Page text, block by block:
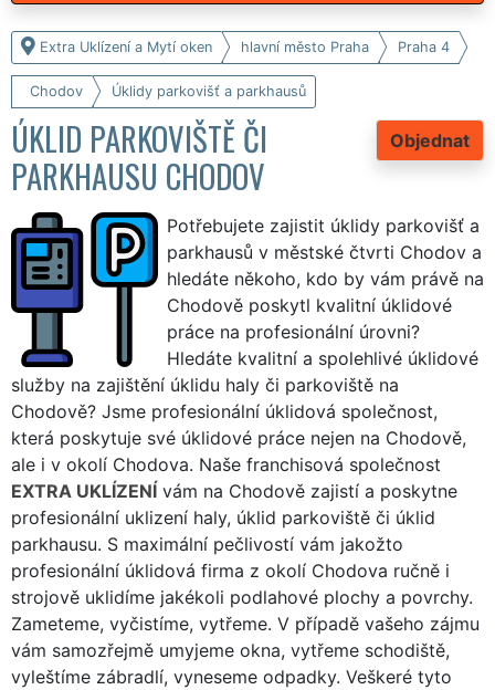
Extra Uklízení a Mytí oken hlavní město Praha Praha 4
Chodov Úklidy parkovišť a parkhausů
Objednat
ÚKLID PARKOVIŠTĚ ČI
PARKHAUSU CHODOV
Potřebujete zajistit úklidy parkovišť a
parkhausů v městské čtvrti Chodov a
hledáte někoho, kdo by vám právě na
Chodově poskytl kvalitní úklidové
práce na profesionální úrovni?
Hledáte kvalitní a spolehlivé úklidové
služby na zajištění úklidu haly či parkoviště na
Chodově? Jsme profesionální úklidová společnost,
která poskytuje své úklidové práce nejen na Chodově,
ale i v okolí Chodova. Naše franchisová společnost
EXTRA UKLÍZENÍ vám na Chodově zajistí a poskytne
profesionální uklizení haly, úklid parkoviště či úklid
parkhausu. S maximální pečlivostí vám jakožto
profesionální úklidová firma z okolí Chodova ručně i
strojově uklidíme jakékoli podlahové plochy a povrchy.
Zameteme, vyčistíme, vytřeme. V případě vašeho zájmu
vám samozřejmě umyjeme okna, vytřeme schodiště,
vyleštíme zábradlí, vyneseme odpadky. Veškeré tyto